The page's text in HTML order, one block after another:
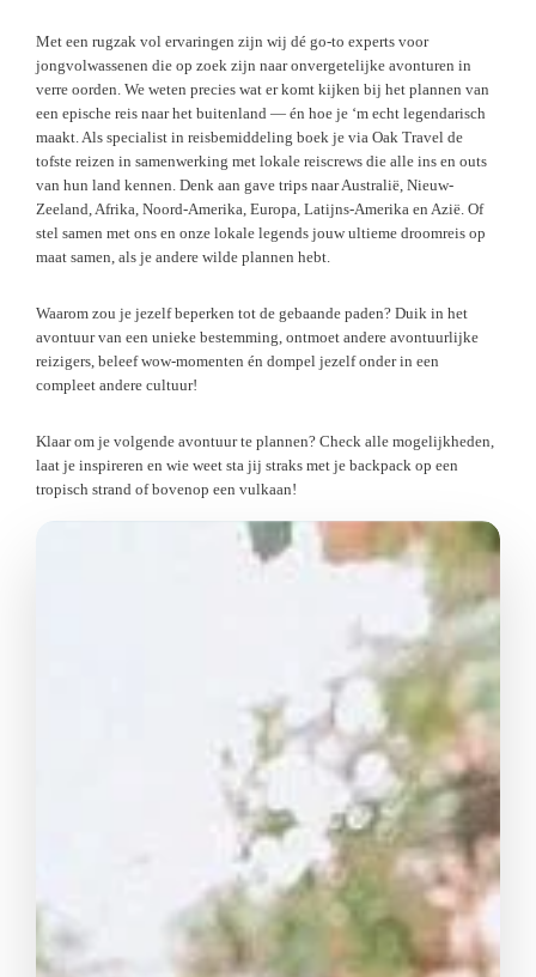
Met een rugzak vol ervaringen zijn wij dé go-to experts voor
jongvolwassenen die op zoek zijn naar onvergetelijke avonturen in
verre oorden. We weten precies wat er komt kijken bij het plannen van
een epische reis naar het buitenland — én hoe je ‘m echt legendarisch
maakt. Als specialist in reisbemiddeling boek je via Oak Travel de
tofste reizen in samenwerking met lokale reiscrews die alle ins en outs
van hun land kennen. Denk aan gave trips naar Australië, Nieuw-
Zeeland, Afrika, Noord-Amerika, Europa, Latijns-Amerika en Azië. Of
stel samen met ons en onze lokale legends jouw ultieme droomreis op
maat samen, als je andere wilde plannen hebt.
Waarom zou je jezelf beperken tot de gebaande paden? Duik in het
avontuur van een unieke bestemming, ontmoet andere avontuurlijke
reizigers, beleef wow-momenten én dompel jezelf onder in een
compleet andere cultuur!
Klaar om je volgende avontuur te plannen? Check alle mogelijkheden,
laat je inspireren en wie weet sta jij straks met je backpack op een
tropisch strand of bovenop een vulkaan!